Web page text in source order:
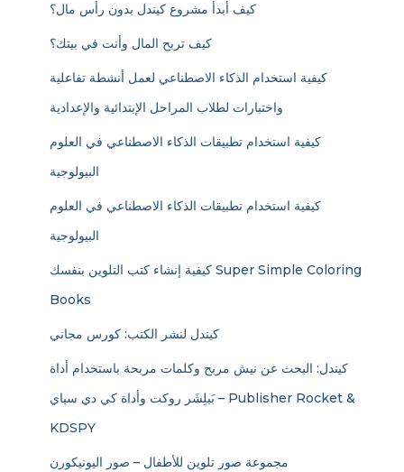
كيف أبدأ مشروع كيندل بدون رأس مال؟
كيف تربح المال وأنت في بيتك؟
كيفية استخدام الذكاء الاصطناعي لعمل أنشطة تفاعلية
واختبارات لطلاب المراحل الإبتدائية والإعدادية
كيفية استخدام تطبيقات الذكاء الاصطناعي في العلوم
كيفية استخدام تطبيقات الذكاء الاصطناعي في العلوم
كيفية إنشاء كتب التلوين بنفسك Super Simple Coloring
Books
كيندل لنشر الكتب: كورس مجاني
كيندل: البحث عن نيش مربح وكلمات مربحة باستخدام أداة
بَبلِشَر روكت وأداة كي دي سباي – Publisher Rocket &
KDSPY
مجموعة صور تلوين للأطفال – صور اليونيكورن